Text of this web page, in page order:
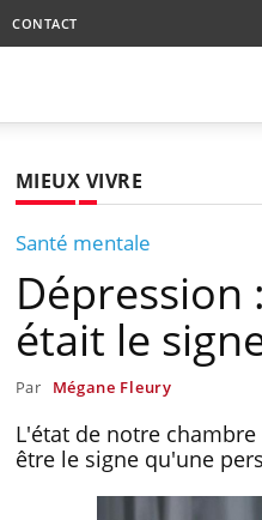
CONTACT
MIEUX VIVRE
Santé mentale
Dépression
était le
Par Mégane Fleury
L'état de notre
être le signe qu'une